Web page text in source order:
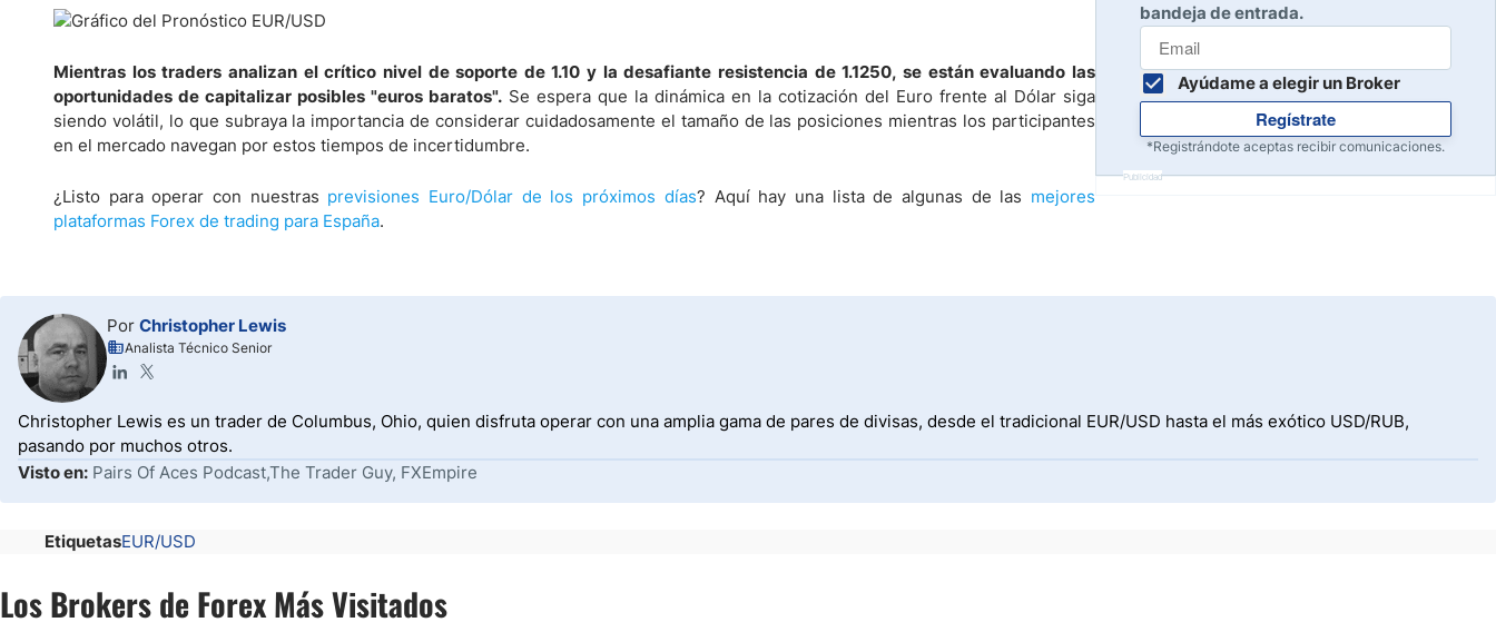
Mientras los traders analizan el crítico nivel de soporte de 1.10 y la desafiante resistencia de 1.1250, se están evaluando las
oportunidades de capitalizar posibles "euros baratos". Se espera que la dinámica en la cotización del Euro frente al Dólar siga
siendo volátil, lo que subraya la importancia de considerar cuidadosamente el tamaño de las posiciones mientras los participantes
en el mercado navegan por estos tiempos de incertidumbre.
¿Listo para operar con nuestras previsiones Euro/Dólar de los próximos días? Aquí hay una lista de algunas de las mejores
plataformas Forex de trading para España.
bandeja de entrada.
Ayúdame a elegir un Broker
Regístrate
*Registrándote aceptas recibir comunicaciones.
Publicidad
Por Christopher Lewis
Analista Técnico Senior
Christopher Lewis es un trader de Columbus, Ohio, quien disfruta operar con una amplia gama de pares de divisas, desde el tradicional EUR/USD hasta el más exótico USD/RUB,
pasando por muchos otros.
Visto en: Pairs Of Aces Podcast,The Trader Guy, FXEmpire
EtiquetasEUR/USD
Los Brokers de Forex Más Visitados